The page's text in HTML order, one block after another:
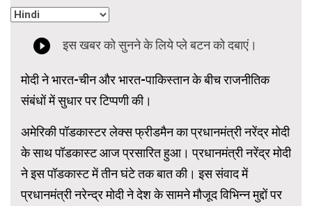
मोदी ने भारत-चीन और भारत-पाकिस्तान के बीच राजनीतिक
संबंधों में सुधार पर टिप्पणी की।
अमेरिकी पॉडकास्टर लेक्स फ्रीडमैन का प्रधानमंत्री नरेंद्र मोदी
के साथ पॉडकास्ट आज प्रसारित हुआ। प्रधानमंत्री नरेंद्र मोदी
ने इस पॉडकास्ट में तीन घंटे तक बात की। इस संवाद में
प्रधानमंत्री नरेन्द्र मोदी ने देश के सामने मौजूद विभिन्न मुद्दों पर